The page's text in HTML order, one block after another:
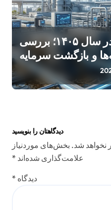
تصفیه پساب صنعتی در سال ۱۴۰۵؛ بررسی
و بازگشت سرمایه
دیدگاهتان را بنویسید
نخواهد شد. بخش‌های موردنیاز
علامت‌گذاری شده‌اند *
دیدگاه *